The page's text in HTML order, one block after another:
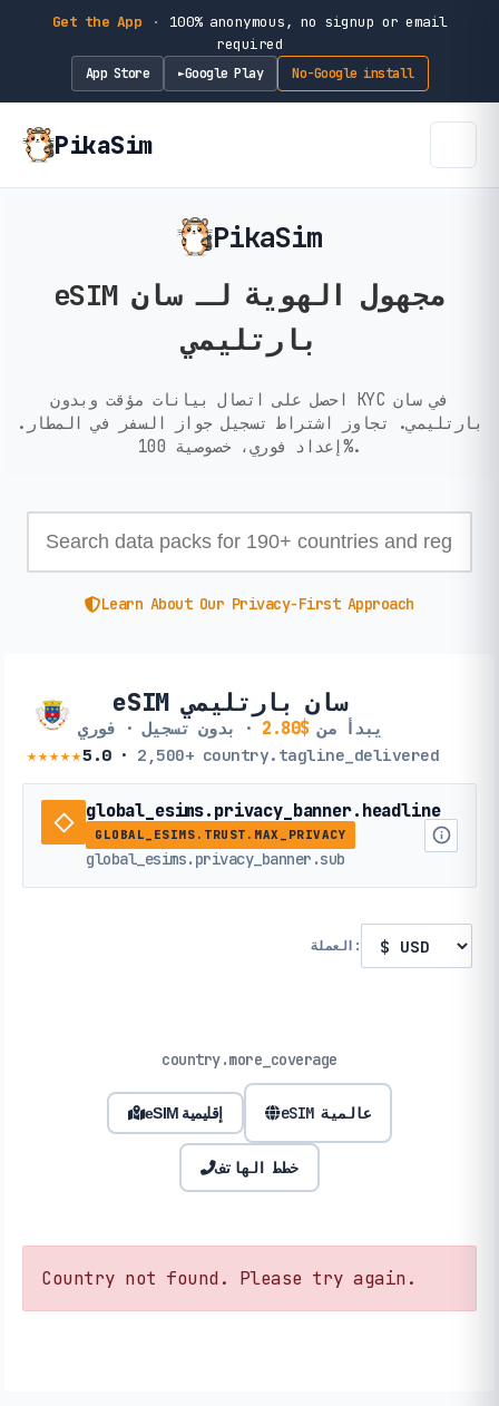
Get the App ·
100% anonymous, no signup or email
required
App Store ►Google Play No-Google install
PikaSim
PikaSim
eSIM مجهول الهوية لـ سان
بارتليمي
احصل على اتصال بيانات مؤقت وبدون KYC في سان
بارتليمي. تجاوز اشتراط تسجيل جواز السفر في المطار.
إعداد فوري، خصوصية 100%.
Learn About Our Privacy-First Approach
eSIM سان بارتليمي
يبدأ من$2.80
· بدون تسجيل · فوري
★★★★★5.0· 2,500+ country.tagline_delivered
global_esims.privacy_banner.headline
GLOBAL_ESIMS.TRUST.MAX_PRIVACY
global_esims.privacy_banner.sub
العملة:
country.more_coverage
eSIM إقليمية eSIM عالمية
خطط الهاتف
Country not found. Please try again.